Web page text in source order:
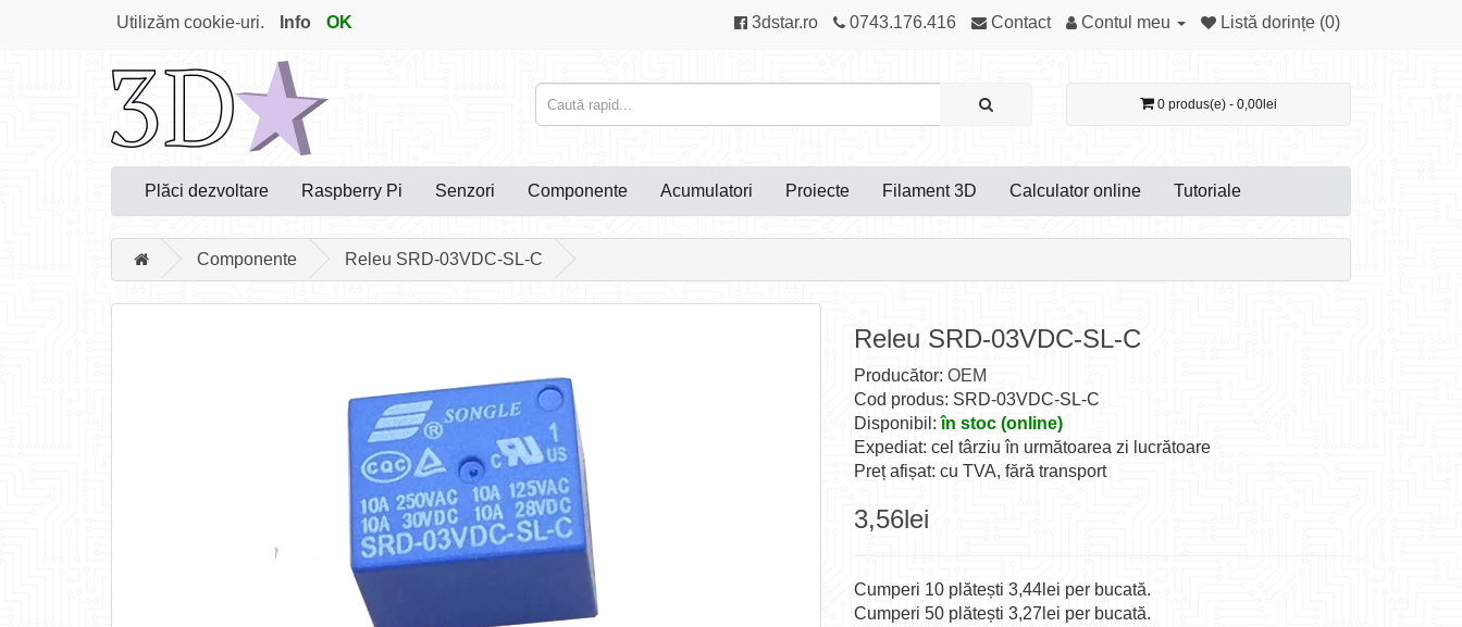
Utilizăm cookie-uri. Info OK 3dstar.ro 0743.176.416 Contact Contul meu Listă dorințe (0)
0 produs(e) - 0,00lei
Plăci dezvoltare Raspberry Pi Senzori Componente Acumulatori Proiecte Filament 3D Calculator online Tutoriale
Componente Releu SRD-03VDC-SL-C
Releu SRD-03VDC-SL-C
Producător: OEM
Cod produs: SRD-03VDC-SL-C
Disponibil:în stoc (online)
Expediat: cel târziu în următoarea zi lucrătoare
Preț afișat: cu TVA, fără transport
3,56lei
Cumperi 10 plătești 3,44lei per bucată.
Cumperi 50 plătești 3,27lei per bucată.